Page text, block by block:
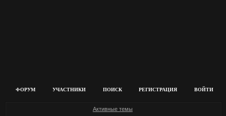
ФОРУМ УЧАСТНИКИ ПОИСК РЕГИСТРАЦИЯ ВОЙТИ
Активные темы